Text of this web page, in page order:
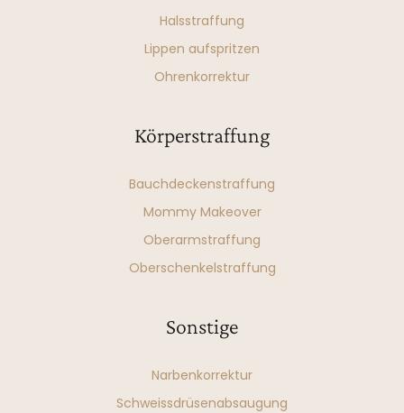
Halsstraffung
Lippen aufspritzen
Ohrenkorrektur
Körperstraffung
Bauchdeckenstraffung
Mommy Makeover
Oberarmstraffung
Oberschenkelstraffung
Sonstige
Narbenkorrektur
Schweissdrüsenabsaugung